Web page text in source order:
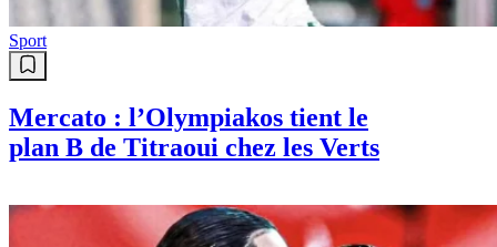
Sport
Mercato : l’Olympiakos tient le
plan B de Titraoui chez les Verts